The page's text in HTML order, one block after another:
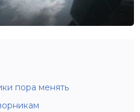
пора менять